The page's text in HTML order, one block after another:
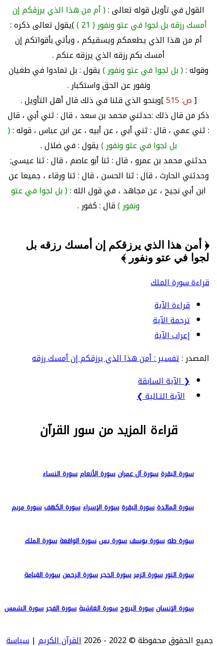
القول في تأويل قوله تعالى :( أم من هذا الذي يرزقكم إن
أمسك رزقه بل لجوا في عتو ونفور ( 21 )
)يقول تعالى ذكره :
أم من هذا الذي يطعمكم ويسقيكم ، ويأتي بأقواتكم إن
أمسك بكم رزقه الذي يرزقه عنكم .
وقوله :( بل لجوا في عتو ونفور )يقول : بل تمادوا في طغيان
ونفور عن الحق واستكبار .
[ص: 515
]وبنحو الذي قلنا في ذلك قال أهل التأويل .
ذكر من قال ذلك :حدثني محمد بن سعد ، قال : ثني أبي ، قال
: ثني عمي ، قال : ثني أبي ، عن أبيه ، عن ابن عباس ، قوله :(
بل لجوا في عتو ونفور )يقول : في ضلال .
حدثني محمد بن عمرو ، قال : ثنا أبو عاصم ، قال : ثنا عيسى;
وحدثني الحارث ، قال : ثنا الحسن ، قال : ثنا ورقاء ، جميعا عن
ابن أبي نجيح ، عن مجاهد ، في قول الله :( بل لجوا في عتو
ونفور )قال : كفور .
﴿ أمن هذا الذي يرزقكم إن أمسك رزقه بل
لجوا في عتو ونفور ﴾
قراءة سورة الملك
قراءة الآية
ترجمة الآية
إعراب الآية
المصدر :تفسير : أمن هذا الذي يرزقكم إن أمسك رزقه
❮ الآية السابقة
الآية التـالية ❯
قراءة المزيد من سور القرآن
سورة البقرة سورة آل عمران سورة الأنعام سورة النساء
سورة المائدة سورة البقرة سورة الإسراء سورة الكهف سورة مريم
سورة طه سورة يوسف سورة يس سورة الواقعة سورة الملك
سورة النور سورة الزمر سورة الحجر سورة الرحمن سورة القيامة
سورة الإنسان سورة البروج سورة الغاشية سورة الفجر سورة الشمس
جميع الحقوق محفوظة © 2022 - 2026 القرآن الكريم | سياسة